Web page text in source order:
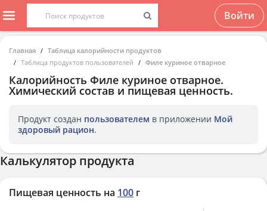
Войти
Главная
Таблица калорийности продуктов
Таблица продуктов пользователей
Филе куриное отварное
Калорийность Филе куриное отварное.
Химический состав и пищевая ценность.
Продукт создан пользователем в приложении Мой
здоровый рацион.
Калькулятор продукта
Пищевая ценность на 100 г